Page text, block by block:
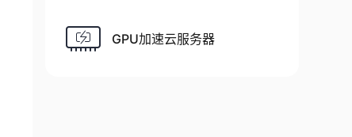
GPU加速云服务器